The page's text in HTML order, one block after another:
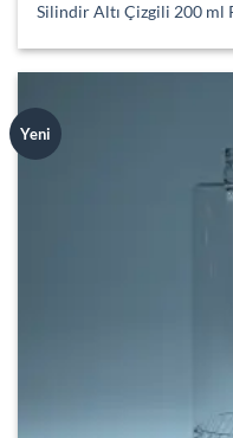
Silindir Altı Çizgili 200 ml
Yeni